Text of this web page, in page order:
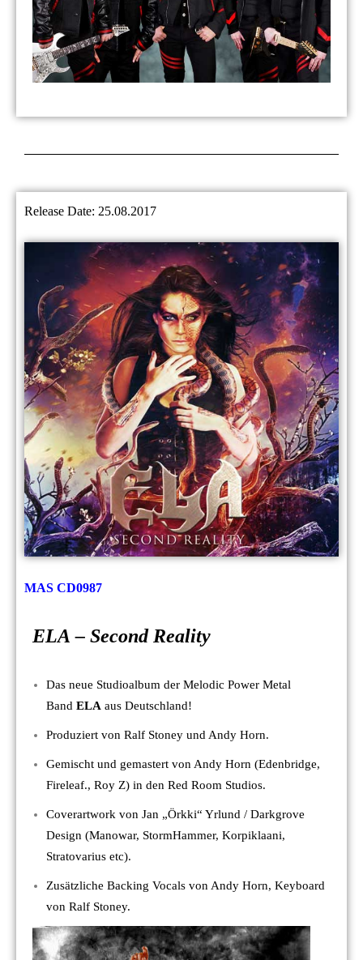
Release Date: 25.08.2017
MAS CD0987
ELA – Second Reality
Das neue Studioalbum der Melodic Power Metal
Band ELA aus Deutschland!
Produziert von Ralf Stoney und Andy Horn.
Gemischt und gemastert von Andy Horn (Edenbridge,
Fireleaf., Roy Z) in den Red Room Studios.
Coverartwork von Jan „Örkki“ Yrlund / Darkgrove
Design (Manowar, StormHammer, Korpiklaani,
Stratovarius etc).
Zusätzliche Backing Vocals von Andy Horn, Keyboard
von Ralf Stoney.